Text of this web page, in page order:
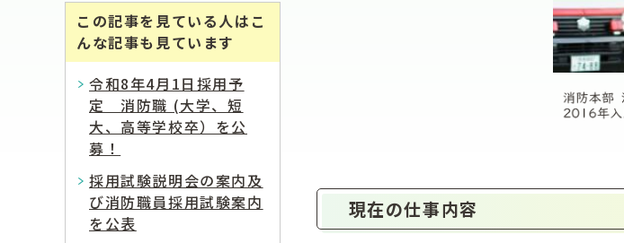
現在の仕事内容
この記事を見ている人はこ
んな記事も見ています
令和8年4月1日採用予
定 消防職 (大学、短
大、高等学校卒）を公
募！
採用試験説明会の案内及
び消防職員採用試験案内
を公表